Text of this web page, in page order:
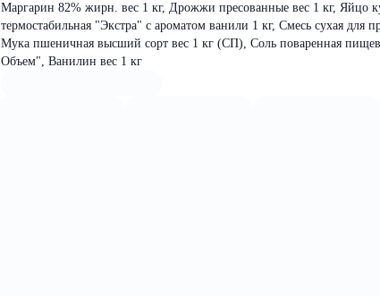
Маргарин 82% жирн. вес 1 кг, Дрожжи пресованные вес 1 кг, Яйцо
термостабильная "Экстра" с ароматом ванили 1 кг, Смесь сухая
Мука пшеничная высший сорт вес 1 кг (СП), Соль поваренная
Объем", Ванилин вес 1 кг